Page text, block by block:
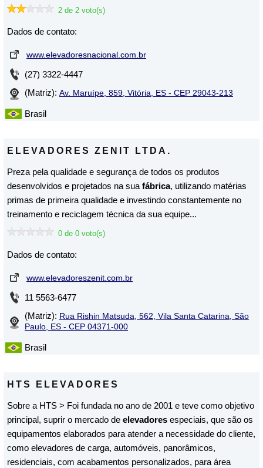
2 de 2 voto(s)
Dados de contato:
www.elevadoresnacional.com.br
(27) 3322-4447
(Matriz): Av. Maruípe, 859, Vitória, ES - CEP 29043-213
Brasil
ELEVADORES ZENIT LTDA.
Preza pela qualidade e segurança de todos os produtos
desenvolvidos e projetados na sua fábrica, utilizando matérias
primas de primeira qualidade e investindo constantemente no
treinamento e reciclagem técnica da sua equipe...
0 de 0 voto(s)
Dados de contato:
www.elevadoreszenit.com.br
11 5563-6477
(Matriz): Rua Rishin Matsuda, 562, Vila Santa Catarina, São
Paulo, ES - CEP 04371-000
Brasil
HTS ELEVADORES
Sobre a HTS > Foi fundada no ano de 2001 e teve como objetivo
principal, suprir o mercado de elevadores especiais, que são os
equipamentos elaborados para atender a necessidade do cliente,
como elevadores de carga, automóveis, panorâmicos,
residenciais, com acabamentos personalizados, para área